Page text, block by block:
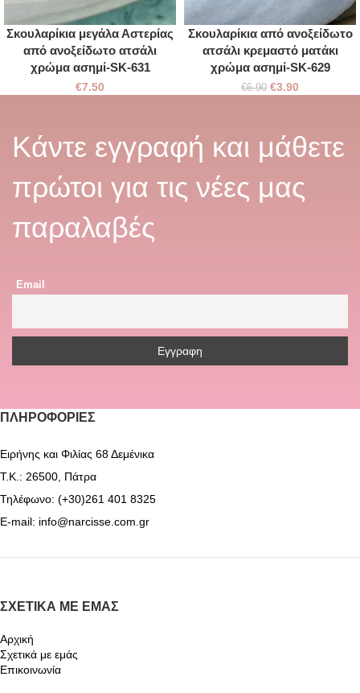
Σκουλαρίκια μεγάλα Αστερίας
από ανοξείδωτο ατσάλι
χρώμα ασημί-SK-631
€7.50
Σκουλαρίκια από ανοξείδωτο
ατσάλι κρεμαστό ματάκι
χρώμα ασημί-SK-629
€6.90 €3.90
Κάντε εγγραφή και μάθετε
πρώτοι για τις νέες μας
παραλαβές
Email
ΠΛΗΡΟΦΟΡΊΕΣ
Ειρήνης και Φιλίας 68 Δεμένικα
Τ.Κ.: 26500, Πάτρα
Τηλέφωνο: (+30)261 401 8325
E-mail: info@narcisse.com.gr
ΣΧΕΤΙΚΆ ΜΕ ΕΜΆΣ
Αρχική
Σχετικά με εμάς
Επικοινωνία